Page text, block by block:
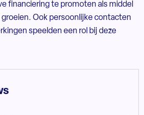
financiering te promoten als middel
Ook persoonlijke contacten
speelden een rol bij deze